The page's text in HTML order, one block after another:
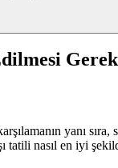
yanı
nasıl en iyi